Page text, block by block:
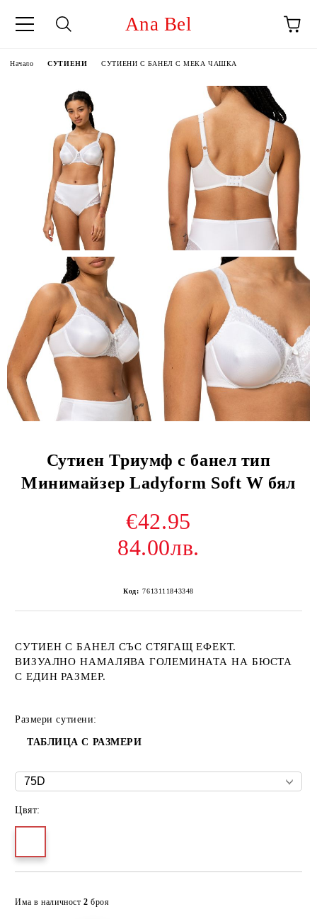
Ana Bel
Начало СУТИЕНИ СУТИЕНИ С БАНЕЛ С МЕКА ЧАШКА
Сутиен Триумф с банел тип
Минимайзер Ladyform Soft W бял
€42.95
84.00лв.
Код: 7613111843348
СУТИЕН С БАНЕЛ СЪС СТЯГАЩ ЕФЕКТ.
ВИЗУАЛНО НАМАЛЯВА ГОЛЕМИНАТА НА БЮСТА
С ЕДИН РАЗМЕР.
Размери сутиени:
ТАБЛИЦА С РАЗМЕРИ
Цвят:
Има в наличност 2 броя